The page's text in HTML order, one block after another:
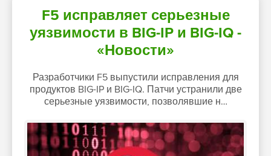
F5 исправляет серьезные
уязвимости в BIG-IP и BIG-IQ -
«Новости»
Разработчики F5 выпустили исправления для
продуктов BIG-IP и BIG-IQ. Патчи устранили две
серьезные уязвимости, позволявшие н…